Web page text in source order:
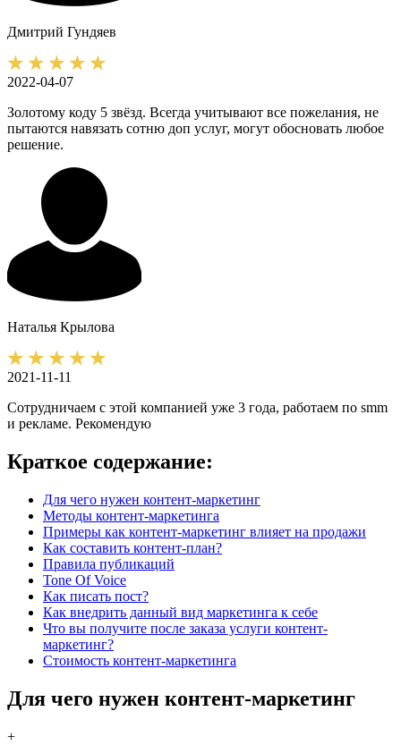
Дмитрий Гундяев
2022-04-07
Золотому коду 5 звёзд. Всегда учитывают все пожелания, не
пытаются навязать сотню доп услуг, могут обосновать любое
решение.
Наталья Крылова
2021-11-11
Сотрудничаем с этой компанией уже 3 года, работаем по smm
и рекламе. Рекомендую
Краткое содержание:
Для чего нужен контент-маркетинг
Методы контент-маркетинга
Примеры как контент-маркетинг влияет на продажи
Как составить контент-план?
Правила публикаций
Tone Of Voice
Как писать пост?
Как внедрить данный вид маркетинга к себе
Что вы получите после заказа услуги контент-
маркетинг?
Стоимость контент-маркетинга
Для чего нужен контент-маркетинг
+